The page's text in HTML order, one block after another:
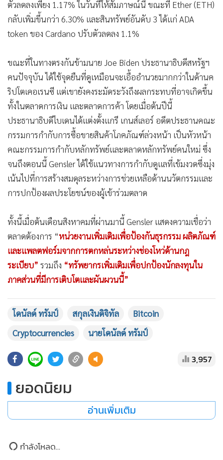
อย่างไรก็ดีแม้จะมีความคิดเห็นที่ไม่ค่อยดีนัก แต่ราคาคริปโตก็ไม่
ได้รับผลกระทบจากการให้สัมภาษณ์ของเขา โดย Bitcoin ปรับ
ตัวลดลงเพียง 1.17% ในวันที่ให้สัมภาษณ์นี้ ขณะที่ Ether (ETH)
token ของ Cardano ปรับตัวลดลง 1.1%
ขณะที่ในทางตรงกันข้ามนาย Joe Biden ประธานาธิบดีสหรัฐฯ
คนปัจจุบัน ได้ใช้จุดยืนที่ดูเหมือนจะเอื้ออำนวยมากกว่าในด้านค
ริปโตเคอเรนซี แต่เขายังคงระมัดระวังถึงผลกระทบที่อาจเกิดขึ้น
ทั้งในตลาดการเงิน และตลาดการค้า โดยเมื่อต้นปีนี้
ประธานาธิบดีไบเดนได้แต่งตั้งแกรี เกนส์เลอร์ อดีตประธานคณะ
กรรมการกำกับการซื้อขายสินค้าโภคภัณฑ์ล่วงหน้า เป็นหัวหน้า
คณะกรรมการกำกับหลักทรัพย์และตลาดหลักทรัพย์คนใหม่ ซึ่ง
จนถึงตอนนี้ Gensler ได้ใช้แนวทางการกำกับดูแลที่เข้มงวดซึ่งมุ่ง
การปกป้องผลประโยชน์ของผู้เข้าร่วมตลาด
ทั้งนี้เมื่อต้นเดือนสิงหาคมที่ผ่านมานี้ Gensler แสดงความเชื่อว่า
ตลาดต้องการ “หน่วยงานเพิ่มเติมเพื่อป้องกันธุรกรรม ผลิตภัณฑ์
และแพลตฟอร์มจากการตกหล่นระหว่างช่องโหว่ด้านกฎ
ระเบียบ”รวมถึง“ทรัพยากรเพิ่มเติมเพื่อปกป้องนักลงทุนใน
ภาคส่วนที่มีการเติบโตและผันผวนนี้”
Cryptocurrencies
นายโดนัลด์ ทรัมป์
ยอดนิยม